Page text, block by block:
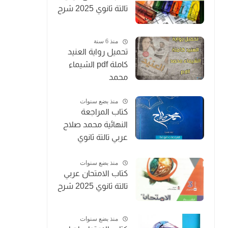
تالتة ثانوي 2025 شرح
منذ 6 سنة
تحميل رواية العنيد
كاملة pdf الشيماء
محمد
منذ بضع سنوات
كتاب المراجعة
النهائية محمد صلاح
عربي تالتة ثانوي
منذ بضع سنوات
كتاب الامتحان عربي
تالتة ثانوي 2025 شرح
منذ بضع سنوات